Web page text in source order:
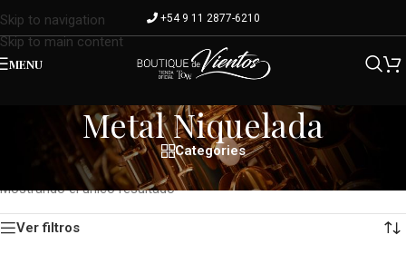
Skip to navigation
Skip to main content
+54 9 11 2877-6210
MENU
Metal Niquelada
Categories
Terminación del producto/Metal Niquelada
Mostrando el único resultado
Ver filtros